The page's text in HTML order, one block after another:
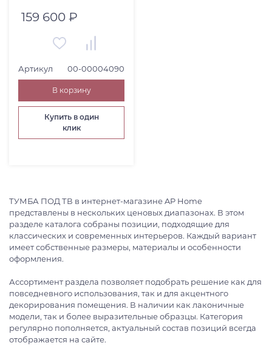
159 600 ₽
Артикул 00-00004090
В корзину
Купить в один
клик
ТУМБА ПОД ТВ в интернет-магазине AP Home
представлены в нескольких ценовых диапазонах. В этом
разделе каталога собраны позиции, подходящие для
классических и современных интерьеров. Каждый вариант
имеет собственные размеры, материалы и особенности
оформления.
Ассортимент раздела позволяет подобрать решение как для
повседневного использования, так и для акцентного
декорирования помещения. В наличии как лаконичные
модели, так и более выразительные образцы. Категория
регулярно пополняется, актуальный состав позиций всегда
отображается на сайте.